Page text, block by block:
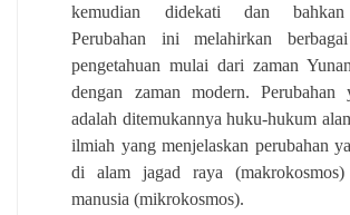
kemudian didekati dan bahkan
Perubahan ini melahirkan
pengetahuan mulai dari zaman
dengan zaman modern. Perubahan
adalah ditemukannya huku-hukum
ilmiah yang menjelaskan perubahan
di alam jagad raya
manusia (mikrokosmos).